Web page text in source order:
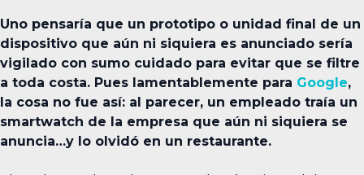
Uno pensaría que un prototipo o unidad final de un
dispositivo que aún ni siquiera es anunciado sería
vigilado con sumo cuidado para evitar que se filtre
a toda costa. Pues lamentablemente para Google,
la cosa no fue así: al parecer, un empleado traía un
smartwatch de la empresa que aún ni siquiera se
anuncia…y lo olvidó en un restaurante.